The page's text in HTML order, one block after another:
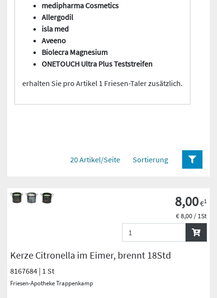
medipharma Cosmetics
Allergodil
isla med
Aveeno
Biolecra Magnesium
ONETOUCH Ultra Plus Teststreifen
erhalten Sie pro Artikel 1 Friesen-Taler zusätzlich.
20 Artikel/Seite Sortierung
Kerze Citronella im Eimer, brennt 18Std
8167684 | 1 St
Friesen-Apotheke Trappenkamp
8,00€1
€ 8,00 / 1St